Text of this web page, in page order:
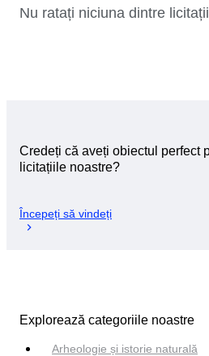
Nu ratați niciuna dintre licitații
Credeți că aveți obiectul perfect
licitațiile noastre?
Începeți să vindeți
Explorează categoriile noastre
Arheologie și istorie naturală